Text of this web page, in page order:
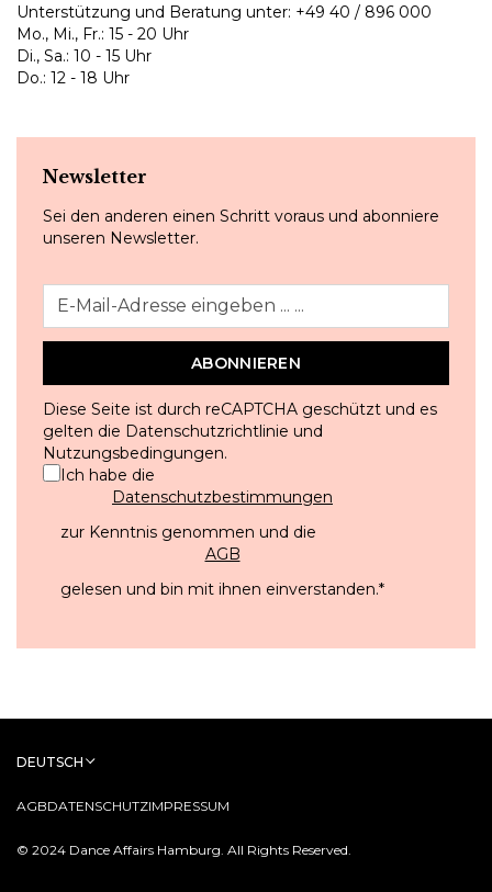
Unterstützung und Beratung unter: +49 40 / 896 000
Mo., Mi., Fr.: 15 - 20 Uhr
Di., Sa.: 10 - 15 Uhr
Do.: 12 - 18 Uhr
Newsletter
Sei den anderen einen Schritt voraus und abonniere
unseren Newsletter.
ABONNIEREN
Diese Seite ist durch reCAPTCHA geschützt und es
gelten die Datenschutzrichtlinie und
Nutzungsbedingungen.
Ich habe die
Datenschutzbestimmungen
zur Kenntnis genommen und die
AGB
gelesen und bin mit ihnen einverstanden.*
© 2024 Dance Affairs Hamburg. All Rights Reserved.
AGBDATENSCHUTZIMPRESSUM
DEUTSCH